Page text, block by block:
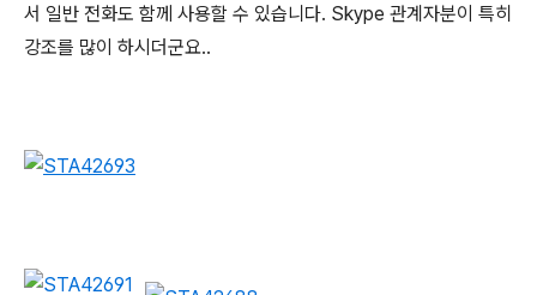
서 일반 전화도 함께 사용할 수 있습니다. Skype 관계자분이 특히
강조를 많이 하시더군요..